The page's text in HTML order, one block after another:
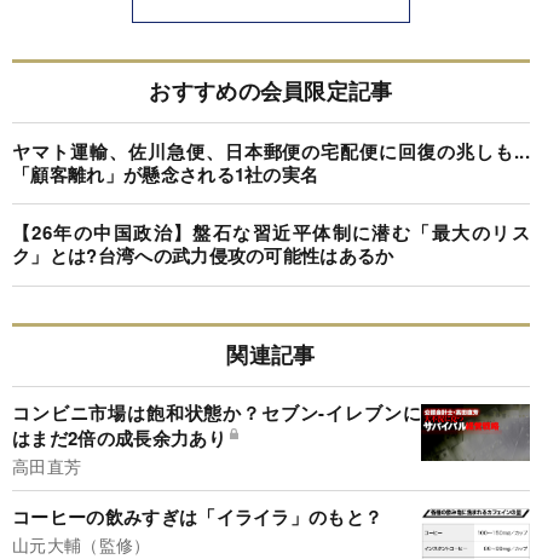
おすすめの会員限定記事
ヤマト運輸、佐川急便、日本郵便の宅配便に回復の兆しも...
「顧客離れ」が懸念される1社の実名
【26年の中国政治】盤石な習近平体制に潜む「最大のリス
ク」とは?台湾への武力侵攻の可能性はあるか
関連記事
コンビニ市場は飽和状態か？セブン-イレブンに
はまだ2倍の成長余力あり
高田直芳
コーヒーの飲みすぎは「イライラ」のもと？
山元大輔（監修）